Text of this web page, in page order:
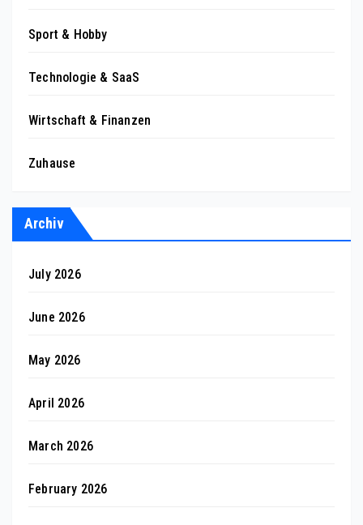
Sport & Hobby
Technologie & SaaS
Wirtschaft & Finanzen
Zuhause
Archiv
July 2026
June 2026
May 2026
April 2026
March 2026
February 2026